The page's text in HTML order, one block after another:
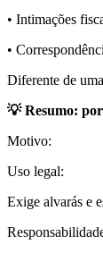
• Intimações
•
Diferente de
💡 Resumo:
Motivo:
Uso legal:
Exige